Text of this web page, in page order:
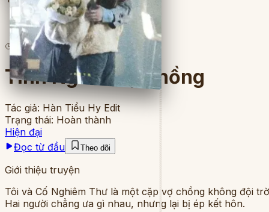
lượt đọc· 8chương
Tình Nghĩa Vợ Chồng
Tác giả: Hàn Tiểu Hy Edit
Trạng thái: Hoàn thành
Hiện đại
Đọc từ đầu
Theo dõi
Giới thiệu truyện
Tôi và Cố Nghiêm Thư là một cặp vợ chồng không đội
Hai người chẳng ưa gì nhau, nhưng lại bị ép kết hôn.